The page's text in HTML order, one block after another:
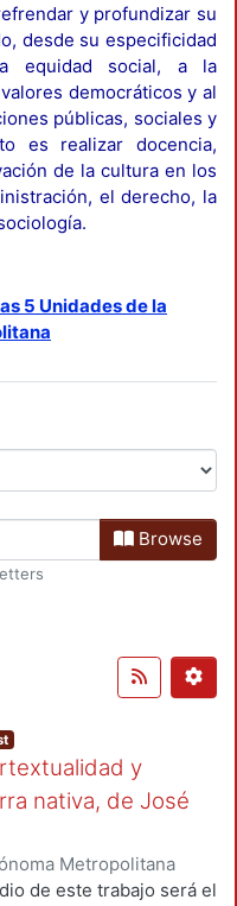
y profundizar su
desde su especificidad
equidad social, a la
democráticos y al
públicas, sociales y
es realizar docencia,
de la cultura en los
el derecho, la
5 Unidades de la
Browse
y
nativa, de José
Metropolitana
,2025-08 )
de este trabajo será el